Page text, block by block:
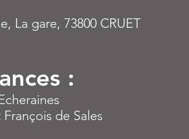
La gare, 73800 CRUET
ces :
François de Sales